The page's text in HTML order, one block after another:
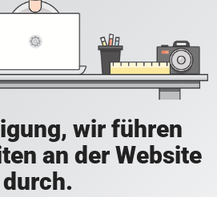
wir führen
an der Website
durch.